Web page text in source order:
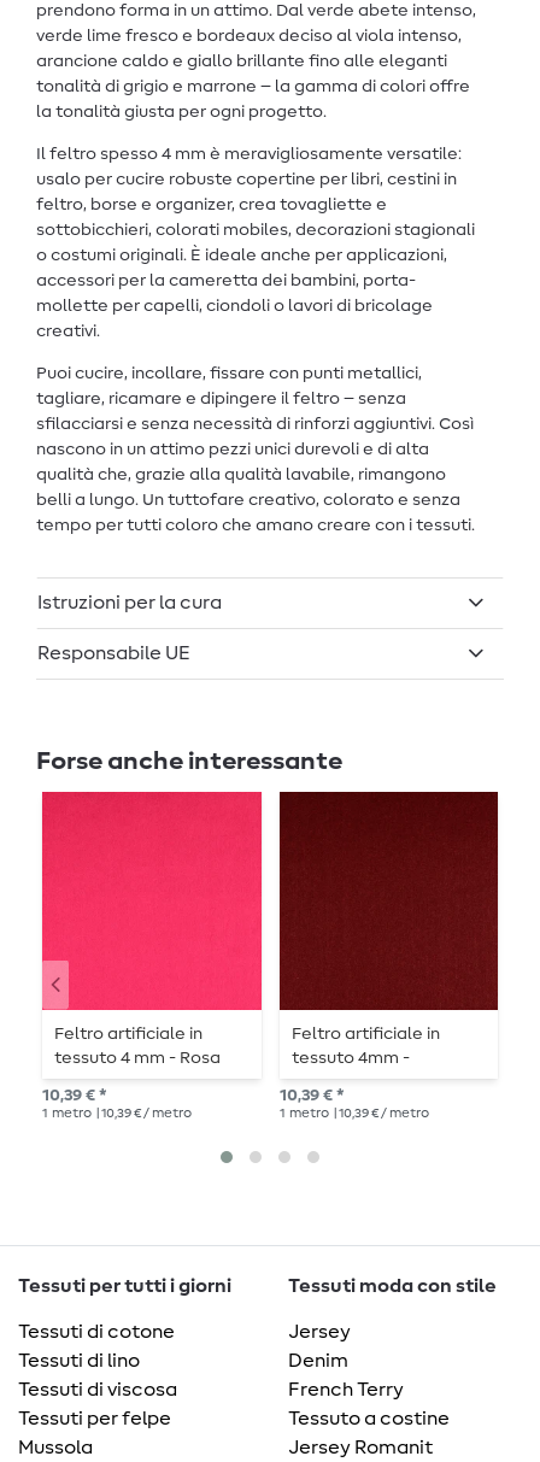
prendono forma in un attimo. Dal verde abete intenso,
verde lime fresco e bordeaux deciso al viola intenso,
arancione caldo e giallo brillante fino alle eleganti
tonalità di grigio e marrone – la gamma di colori offre
la tonalità giusta per ogni progetto.
Il feltro spesso 4 mm è meravigliosamente versatile:
usalo per cucire robuste copertine per libri, cestini in
feltro, borse e organizer, crea tovagliette e
sottobicchieri, colorati mobiles, decorazioni stagionali
o costumi originali. È ideale anche per applicazioni,
accessori per la cameretta dei bambini, porta-
mollette per capelli, ciondoli o lavori di bricolage
creativi.
Puoi cucire, incollare, fissare con punti metallici,
tagliare, ricamare e dipingere il feltro – senza
sfilacciarsi e senza necessità di rinforzi aggiuntivi. Così
nascono in un attimo pezzi unici durevoli e di alta
qualità che, grazie alla qualità lavabile, rimangono
belli a lungo. Un tuttofare creativo, colorato e senza
tempo per tutti coloro che amano creare con i tessuti.
Istruzioni per la cura
Responsabile UE
Forse anche interessante
Feltro artificiale in
tessuto 4 mm - Rosa
10,39 € *
1 metro | 10,39 € / metro
Feltro artificiale in
tessuto 4mm -
Bordeaux
10,39 € *
1 metro | 10,39 € / metro
Tessuti per tutti i giorni
Tessuti di cotone
Tessuti di lino
Tessuti di viscosa
Tessuti per felpe
Mussola
Tessuti moda con stile
Jersey
Denim
French Terry
Tessuto a costine
Jersey Romanit